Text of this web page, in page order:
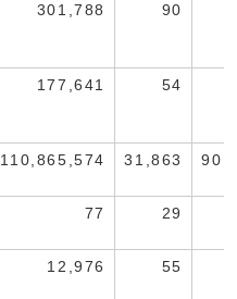
301,788 90
177,641 54
110,865,574 31,863
77 29
12,976 55